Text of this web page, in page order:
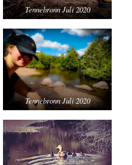
Tennebronn Juli 2020
Tennebronn Juli 2020